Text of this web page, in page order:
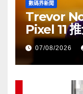
數碼界新聞
Trevor
Pixel 11
07/08/2026